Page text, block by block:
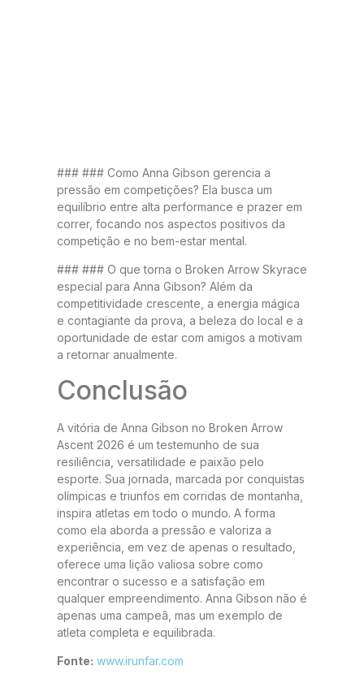
### ### Como Anna Gibson gerencia a
pressão em competições? Ela busca um
equilíbrio entre alta performance e prazer em
correr, focando nos aspectos positivos da
competição e no bem-estar mental.
### ### O que torna o Broken Arrow Skyrace
especial para Anna Gibson? Além da
competitividade crescente, a energia mágica
e contagiante da prova, a beleza do local e a
oportunidade de estar com amigos a motivam
a retornar anualmente.
Conclusão
A vitória de Anna Gibson no Broken Arrow
Ascent 2026 é um testemunho de sua
resiliência, versatilidade e paixão pelo
esporte. Sua jornada, marcada por conquistas
olímpicas e triunfos em corridas de montanha,
inspira atletas em todo o mundo. A forma
como ela aborda a pressão e valoriza a
experiência, em vez de apenas o resultado,
oferece uma lição valiosa sobre como
encontrar o sucesso e a satisfação em
qualquer empreendimento. Anna Gibson não é
apenas uma campeã, mas um exemplo de
atleta completa e equilibrada.
Fonte: www.irunfar.com